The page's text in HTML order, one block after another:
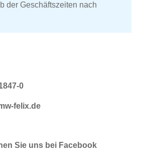
der Geschäftszeiten nach
0
felix.de
Sie uns bei Facebook